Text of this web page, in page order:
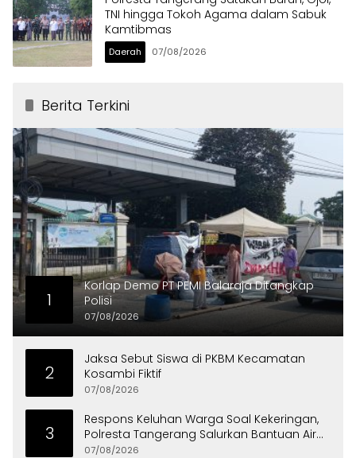
TNI hingga Tokoh Agama dalam Sabuk
Kamtibmas
Daerah 07/08/2026
Berita Terkini
1
Korlap Demo PT PEMI Balaraja Ditangkap
Polisi
07/08/2026
2
Jaksa Sebut Siswa di PKBM Kecamatan
Kosambi Fiktif
07/08/2026
3
Respons Keluhan Warga Soal Kekeringan,
Polresta Tangerang Salurkan Bantuan Air
Bersih ke Panongan
07/08/2026